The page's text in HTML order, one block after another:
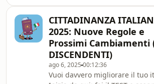
ricchezza interna.
l&#39;approvazione definitiva:
sullo Stretto di Messina si farà.
decenni di annunci, stop e
l’Italia si prepara a realizzare
delle opere ingegneristiche più
ambiziose del mondo.In
CITTADINANZA
2025: Nuove Regole e
Prossimi Cambiamenti
DISCENDENTI)
ago 6, 2025 00:12:36
Vuoi davvero migliorare il tuo